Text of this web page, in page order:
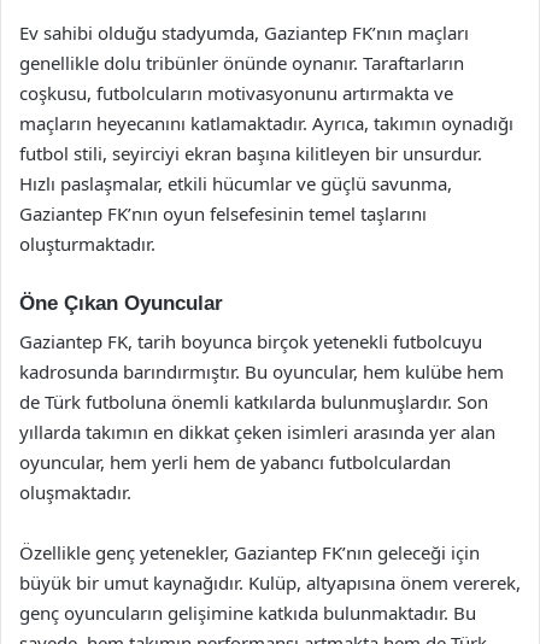
Ev sahibi olduğu stadyumda, Gaziantep FK’nın maçları
genellikle dolu tribünler önünde oynanır. Taraftarların
coşkusu, futbolcuların motivasyonunu artırmakta ve
maçların heyecanını katlamaktadır. Ayrıca, takımın oynadığı
futbol stili, seyirciyi ekran başına kilitleyen bir unsurdur.
Hızlı paslaşmalar, etkili hücumlar ve güçlü savunma,
Gaziantep FK’nın oyun felsefesinin temel taşlarını
oluşturmaktadır.
Öne Çıkan Oyuncular
Gaziantep FK, tarih boyunca birçok yetenekli futbolcuyu
kadrosunda barındırmıştır. Bu oyuncular, hem kulübe hem
de Türk futboluna önemli katkılarda bulunmuşlardır. Son
yıllarda takımın en dikkat çeken isimleri arasında yer alan
oyuncular, hem yerli hem de yabancı futbolculardan
oluşmaktadır.
Özellikle genç yetenekler, Gaziantep FK’nın geleceği için
büyük bir umut kaynağıdır. Kulüp, altyapısına önem vererek,
genç oyuncuların gelişimine katkıda bulunmaktadır. Bu